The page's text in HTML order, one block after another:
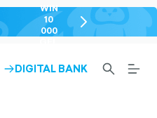
WIN
10
000
chevron-
right-
ARROW-
DIGITAL BANK
SEARCH-
OUTLINED